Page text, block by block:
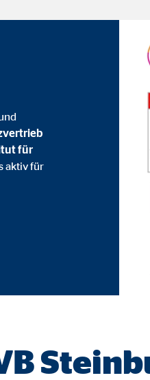
für
aktiv für
die Daten an Drittanbieter